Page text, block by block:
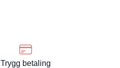
Trygg betaling